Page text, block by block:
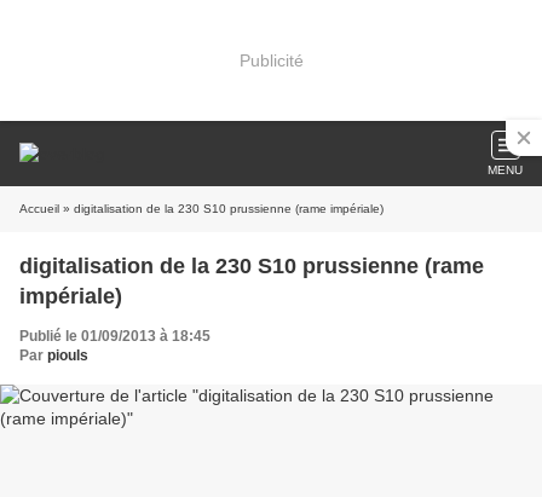
Publicité
MENU
Accueil » digitalisation de la 230 S10 prussienne (rame impériale)
digitalisation de la 230 S10 prussienne (rame
impériale)
Publié le 01/09/2013 à 18:45
Par piouls